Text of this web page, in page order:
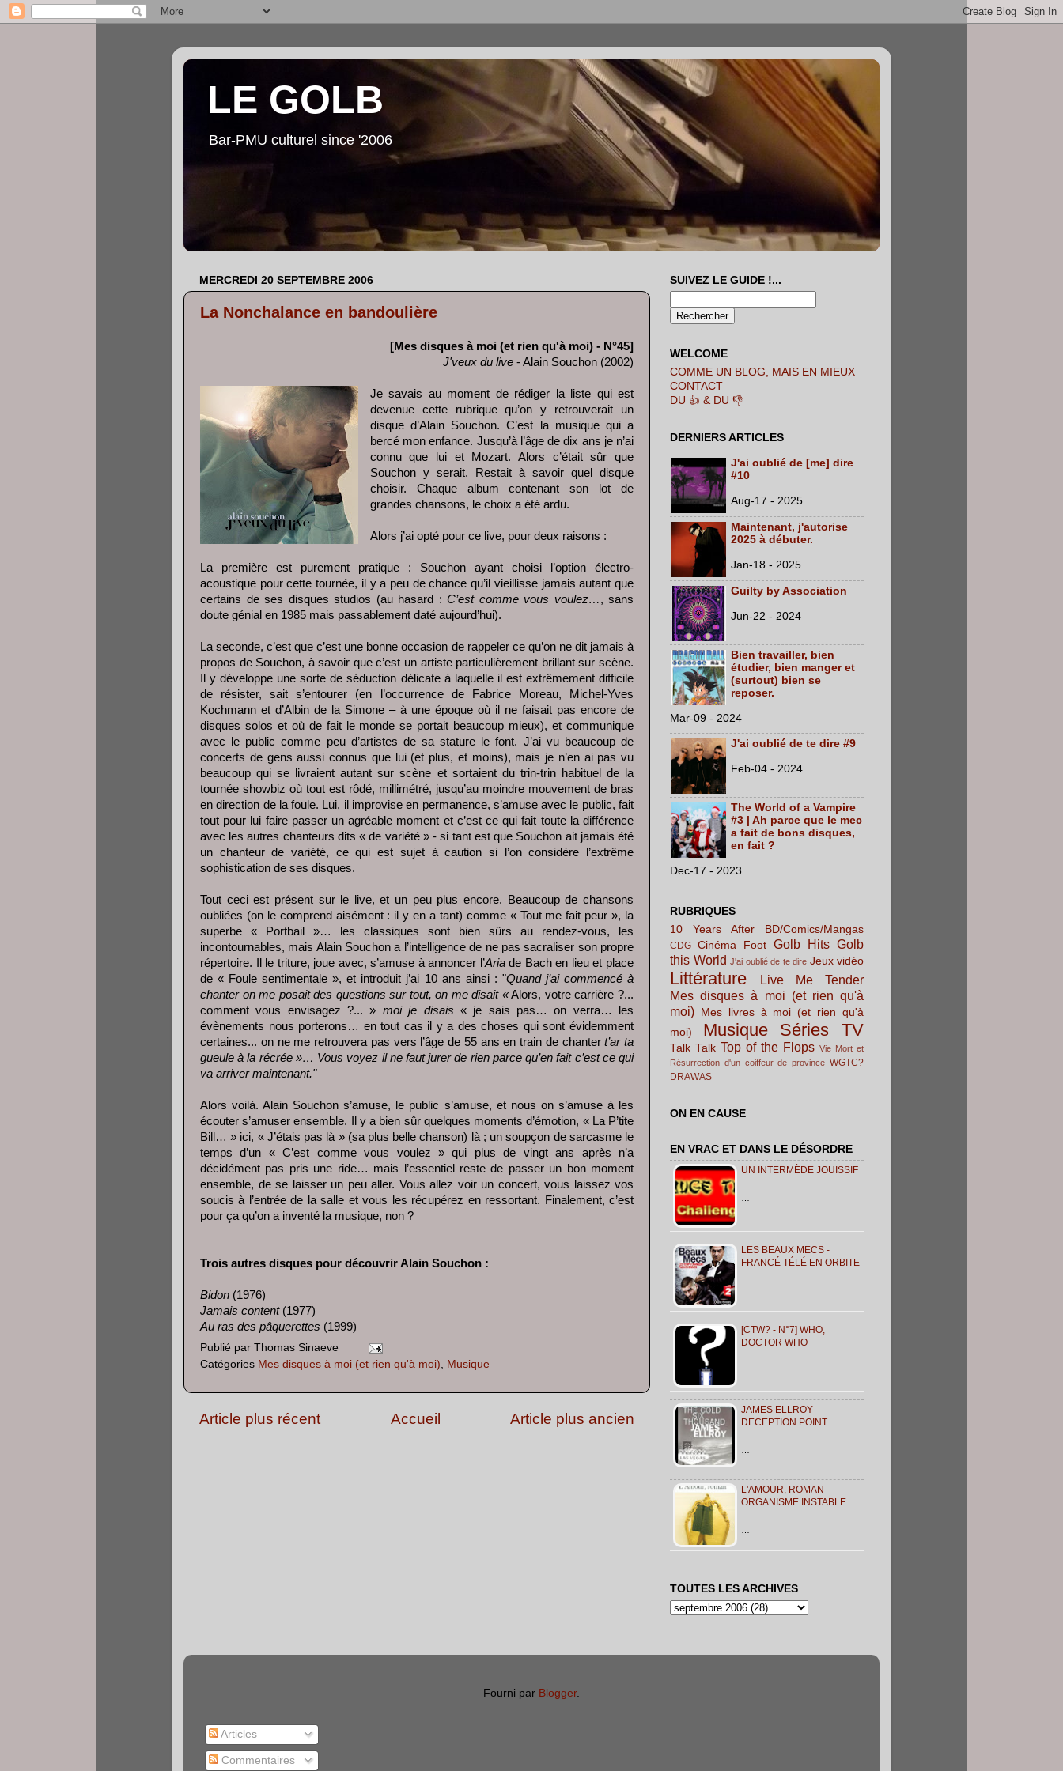
LE GOLB
Bar-PMU culturel since '2006
MERCREDI 20 SEPTEMBRE 2006
La Nonchalance en bandoulière
[Mes disques à moi (et rien qu'à moi) - N°45]
J'veux du live - Alain Souchon (2002)
Je savais au moment de rédiger la liste qui est
devenue cette rubrique qu’on y retrouverait un
disque d’Alain Souchon. C’est la musique qui a
bercé mon enfance. Jusqu’à l’âge de dix ans je n’ai
connu que lui et Mozart. Alors c’était sûr que
Souchon y serait. Restait à savoir quel disque
choisir. Chaque album contenant son lot de
grandes chansons, le choix a été ardu.
Alors j’ai opté pour ce live, pour deux raisons :
La première est purement pratique : Souchon ayant choisi l’option électro-
acoustique pour cette tournée, il y a peu de chance qu’il vieillisse jamais autant que
certains de ses disques studios (au hasard : C’est comme vous voulez…, sans
doute génial en 1985 mais passablement daté aujourd’hui).
La seconde, c’est que c’est une bonne occasion de rappeler ce qu’on ne dit jamais à
propos de Souchon, à savoir que c’est un artiste particulièrement brillant sur scène.
Il y développe une sorte de séduction délicate à laquelle il est extrêmement difficile
de résister, sait s’entourer (en l’occurrence de Fabrice Moreau, Michel-Yves
Kochmann et d’Albin de la Simone – à une époque où il ne faisait pas encore de
disques solos et où de fait le monde se portait beaucoup mieux), et communique
avec le public comme peu d’artistes de sa stature le font. J’ai vu beaucoup de
concerts de gens aussi connus que lui (et plus, et moins), mais je n’en ai pas vu
beaucoup qui se livraient autant sur scène et sortaient du trin-trin habituel de la
tournée showbiz où tout est rôdé, millimétré, jusqu’au moindre mouvement de bras
en direction de la foule. Lui, il improvise en permanence, s’amuse avec le public, fait
tout pour lui faire passer un agréable moment et c’est ce qui fait toute la différence
avec les autres chanteurs dits « de variété » - si tant est que Souchon ait jamais été
un chanteur de variété, ce qui est sujet à caution si l’on considère l’extrême
sophistication de ses disques.
Tout ceci est présent sur le live, et un peu plus encore. Beaucoup de chansons
oubliées (on le comprend aisément : il y en a tant) comme « Tout me fait peur », la
superbe « Portbail »… les classiques sont bien sûrs au rendez-vous, les
incontournables, mais Alain Souchon a l’intelligence de ne pas sacraliser son propre
répertoire. Il le triture, joue avec, s’amuse à annoncer l’Ariade Bach en lieu et place
de « Foule sentimentale », et introduit j’ai 10 ans ainsi : "Quand j’ai commencé à
chanter on me posait des questions sur tout, on me disait «Alors, votre carrière ?...
comment vous envisagez ?... » moi je disais « je sais pas… on verra… les
évènements nous porterons… en tout cas il y a des choses qui sont évidemment
certaines... on ne me retrouvera pas vers l’âge de 55 ans en train de chantert’ar ta
gueule à la récrée »… Vous voyez il ne faut jurer de rien parce qu’en fait c’est ce qui
va arriver maintenant."
Alors voilà. Alain Souchon s’amuse, le public s’amuse, et nous on s’amuse à les
écouter s’amuser ensemble. Il y a bien sûr quelques moments d’émotion, « La P’tite
Bill… » ici, « J’étais pas là » (sa plus belle chanson) là ; un soupçon de sarcasme le
temps d’un « C’est comme vous voulez » qui plus de vingt ans après n’a
décidément pas pris une ride… mais l’essentiel reste de passer un bon moment
ensemble, de se laisser un peu aller. Vous allez voir un concert, vous laissez vos
soucis à l’entrée de la salle et vous les récupérez en ressortant. Finalement, c’est
pour ça qu’on a inventé la musique, non ?
Trois autres disques pour découvrir Alain Souchon :
Bidon (1976)
Jamais content(1977)
Au ras des pâquerettes (1999)
Publié par Thomas Sinaeve
Catégories Mes disques à moi (et rien qu'à moi), Musique
Article plus récent Article plus ancien
Accueil
SUIVEZ LE GUIDE !...
WELCOME
COMME UN BLOG, MAIS EN MIEUX
CONTACT
DU 👍 & DU 👎
DERNIERS ARTICLES
J'ai oublié de [me] dire
#10
Aug-17 - 2025
Maintenant, j'autorise
2025 à débuter.
Jan-18 - 2025
Guilty by Association
Jun-22 - 2024
Bien travailler, bien
étudier, bien manger et
(surtout) bien se
reposer.
Mar-09 - 2024
J'ai oublié de te dire #9
Feb-04 - 2024
The World of a Vampire
#3 | Ah parce que le mec
a fait de bons disques,
en fait ?
Dec-17 - 2023
RUBRIQUES
10 Years After
BD/Comics/Mangas
CDG Cinéma Foot Golb Hits Golb
this World J'ai oublié de te dire Jeux vidéo
Littérature
Live Me Tender
Mes disques à moi (et rien qu'à
moi) Mes livres à moi (et rien qu'à
moi)
Musique Séries TV
Talk Talk Top of the Flops Vie Mort et
Résurrection d'un coiffeur de province WGTC?
DRAWAS
ON EN CAUSE
EN VRAC ET DANS LE DÉSORDRE
UN INTERMÈDE JOUISSIF
LES BEAUX MECS -
FRANCÉ TÉLÉ EN ORBITE
[CTW? - N°7] WHO,
DOCTOR WHO
JAMES ELLROY -
DECEPTION POINT
L'AMOUR, ROMAN -
ORGANISME INSTABLE
TOUTES LES ARCHIVES
Fourni par Blogger.
Articles
Commentaires